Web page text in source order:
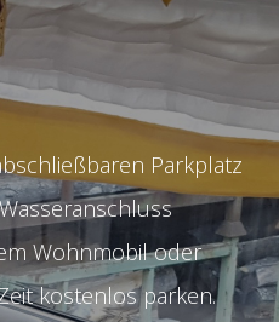
Parkplatz
Wohnmobil oder
kostenlos parken.